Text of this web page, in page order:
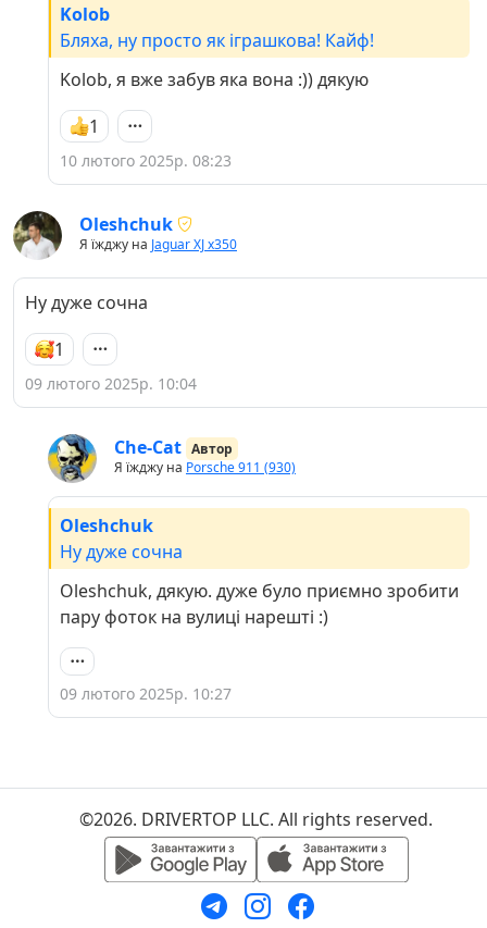
Kolob
Бляха, ну просто як іграшкова! Кайф!
Kolob, я вже забув яка вона :)) дякую
1
10 лютого 2025р. 08:23
Oleshchuk
Я їжджу на Jaguar XJ x350
Ну дуже сочна
1
09 лютого 2025р. 10:04
Che-Cat Автор
Я їжджу на Porsche 911 (930)
Oleshchuk
Ну дуже сочна
Oleshchuk, дякую. дуже було приємно зробити
пару фоток на вулиці нарешті :)
09 лютого 2025р. 10:27
©2026. DRIVERTOP LLC. All rights reserved.